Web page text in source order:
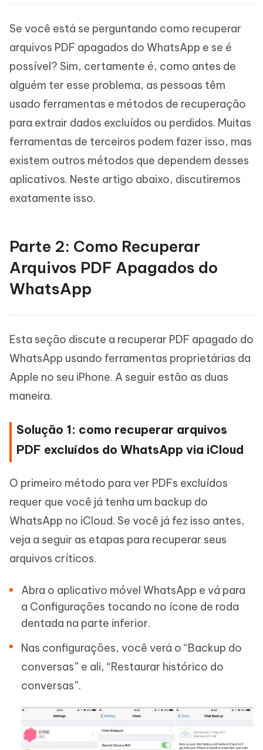
Se você está se perguntando como recuperar
arquivos PDF apagados do WhatsApp e se é
possível? Sim, certamente é, como antes de
alguém ter esse problema, as pessoas têm
usado ferramentas e métodos de recuperação
para extrair dados excluídos ou perdidos. Muitas
ferramentas de terceiros podem fazer isso, mas
existem outros métodos que dependem desses
aplicativos. Neste artigo abaixo, discutiremos
exatamente isso.
Parte 2: Como Recuperar
Arquivos PDF Apagados do
WhatsApp
Esta seção discute a recuperar PDF apagado do
WhatsApp usando ferramentas proprietárias da
Apple no seu iPhone. A seguir estão as duas
maneira.
Solução 1: como recuperar arquivos
PDF excluídos do WhatsApp via iCloud
O primeiro método para ver PDFs excluídos
requer que você já tenha um backup do
WhatsApp no iCloud. Se você já fez isso antes,
veja a seguir as etapas para recuperar seus
arquivos críticos.
Abra o aplicativo móvel WhatsApp e vá para
a Configurações tocando no ícone de roda
dentada na parte inferior.
Nas configurações, você verá o “Backup do
conversas” e ali, “Restaurar histórico do
conversas”.